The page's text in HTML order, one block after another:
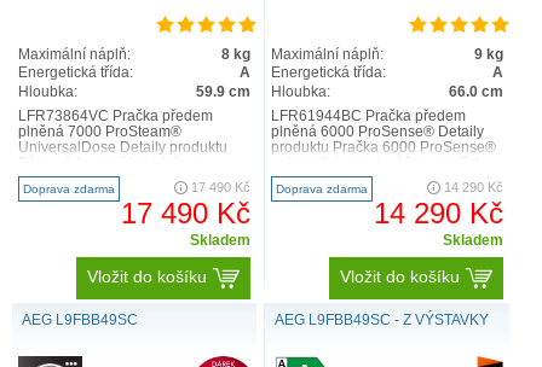
SoftWater
Maximální náplň:
8 kg
Energetická třída:
A
Hloubka:
59.9 cm
LFR73864VC Pračka předem
plněná 7000 ProSteam®
UniversalDose Detaily produktu
nejlepších způsobů, jak osvěžit
obleče..
Doprava zdarma 17 490 Kč
17 490 Kč
Skladem
Vložit do košíku
Maximální náplň:
9 kg
Energetická třída:
A
Hloubka:
66.0 cm
LFR61944BC Pračka předem
plněná 6000 ProSense® Detaily
produktu Pračka 6000 ProSense®
vody a energie podle veli..
Doprava zdarma 14 290 Kč
14 290 Kč
Skladem
Vložit do košíku
AEG L9FBB49SC AEG L9FBB49SC - Z VÝSTAVKY